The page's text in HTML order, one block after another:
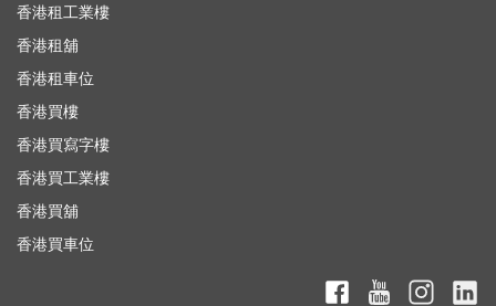
香港租工業樓
香港租舖
香港租車位
香港買樓
香港買寫字樓
香港買工業樓
香港買舖
香港買車位